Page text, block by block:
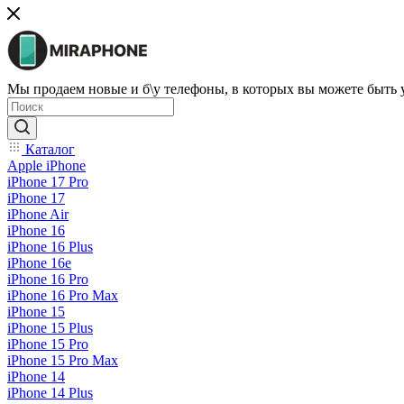
Мы продаем новые и б\у телефоны, в которых вы можете быть
Каталог
Apple iPhone
iPhone 17 Pro
iPhone 17
iPhone Air
iPhone 16
iPhone 16 Plus
iPhone 16e
iPhone 16 Pro
iPhone 16 Pro Max
iPhone 15
iPhone 15 Plus
iPhone 15 Pro
iPhone 15 Pro Max
iPhone 14
iPhone 14 Plus